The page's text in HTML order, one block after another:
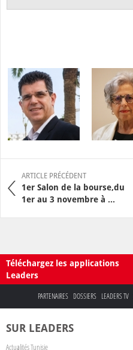
ARTICLE PRÉCÉDENT
1er Salon de la bourse,du
1er au 3 novembre à ...
Téléchargez les applications
Leaders
PARTENAIRES DOSSIERS LEADERS TV
SUR LEADERS
Actualités Tunisie